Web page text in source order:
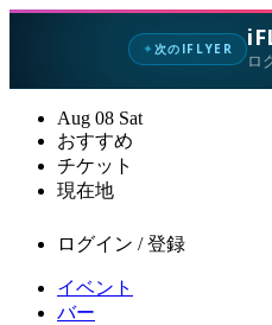
✦次のIFLYER
ロ
Aug 08 Sat
おすすめ
チケット
現在地
ログイン / 登録
イベント
バー